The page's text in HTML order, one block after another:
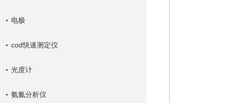
电极
cod快速测定仪
光度计
氨氮分析仪